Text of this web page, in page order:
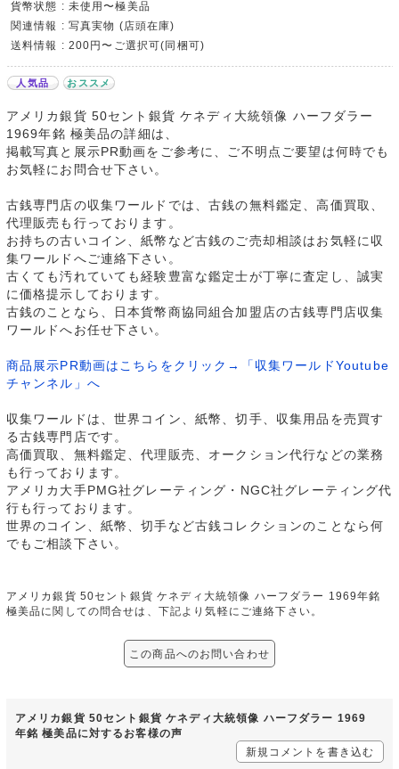
貨幣状態 : 未使用〜極美品
関連情報 : 写真実物 (店頭在庫)
送料情報 : 200円〜ご選択可(同梱可)
人気品 おススメ
アメリカ銀貨 50セント銀貨 ケネディ大統領像 ハーフダラー
1969年銘 極美品の詳細は、
掲載写真と展示PR動画をご参考に、ご不明点ご要望は何時でも
お気軽にお問合せ下さい。
古銭専門店の収集ワールドでは、古銭の無料鑑定、高価買取、
代理販売も行っております。
お持ちの古いコイン、紙幣など古銭のご売却相談はお気軽に収
集ワールドへご連絡下さい。
古くても汚れていても経験豊富な鑑定士が丁寧に査定し、誠実
に価格提示しております。
古銭のことなら、日本貨幣商協同組合加盟店の古銭専門店収集
ワールドへお任せ下さい。
商品展示PR動画はこちらをクリック→「収集ワールドYoutube
チャンネル」へ
収集ワールドは、世界コイン、紙幣、切手、収集用品を売買す
る古銭専門店です。
高価買取、無料鑑定、代理販売、オークション代行などの業務
も行っております。
アメリカ大手PMG社グレーティング・NGC社グレーティング代
行も行っております。
世界のコイン、紙幣、切手など古銭コレクションのことなら何
でもご相談下さい。
アメリカ銀貨 50セント銀貨 ケネディ大統領像 ハーフダラー 1969年銘
極美品に関しての問合せは、下記より気軽にご連絡下さい。
この商品へのお問い合わせ
アメリカ銀貨 50セント銀貨 ケネディ大統領像 ハーフダラー 1969
年銘 極美品に対するお客様の声
新規コメントを書き込む